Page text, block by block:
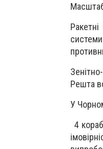
Решта
У
4